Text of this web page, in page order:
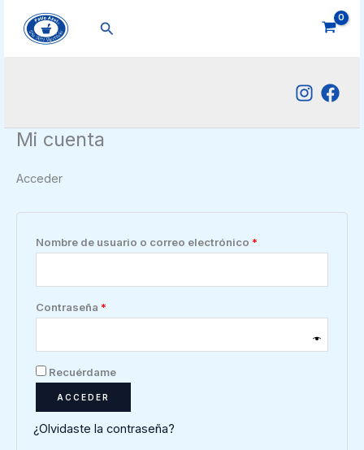
contenido
Buscar
Mi cuenta
Acceder
Nombre de usuario o correo electrónico *
Contraseña *
Recuérdame
ACCEDER
¿Olvidaste la contraseña?